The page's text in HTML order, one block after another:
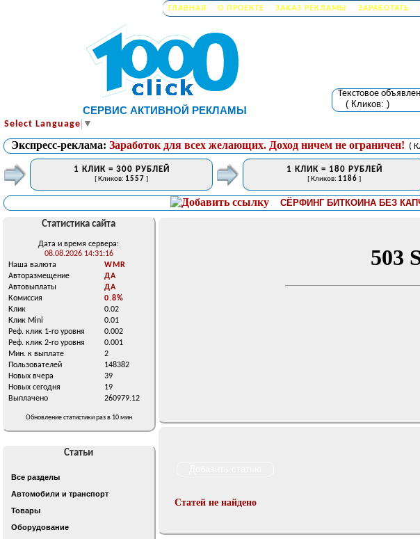
ГЛАВНАЯ О ПРОЕКТЕ ЗАКАЗ РЕКЛАМЫ ЗАРАБОТАТЬ
СЕРВИС АКТИВНОЙ РЕКЛАМЫ
Select Language ▼
Текстовое
( Кликов: )
Экспресс-реклама: Заработок для всех желающих. Доход ничем не ограничен! (
1 КЛИК = 300 РУБЛЕЙ
[ Кликов: 1557 ]
1 КЛИК = 180 РУБЛЕЙ
[ Кликов: 1186 ]
СЁРФИНГ БИТКОИНА БЕЗ КАПЧИ! [
Статистика сайта
Дата и время сервера:
08.08.2026 14:31:16
Наша валюта
WMR
Авторазмещение
ДА
Автовыплаты
ДА
Комиссия
0.8%
Клик
0.02
Клик Mini
0.01
Реф. клик 1-го уровня
0.002
Реф. клик 2-го уровня
0.001
Мин. к выплате
2
Пользователей
148382
Новых вчера
39
Новых сегодня
19
Выплачено
260979.12
Обновление статистики раз в 10 мин
Статьи
Все разделы
Автомобили и транспорт
Товары
Оборудование
Статей не найдено